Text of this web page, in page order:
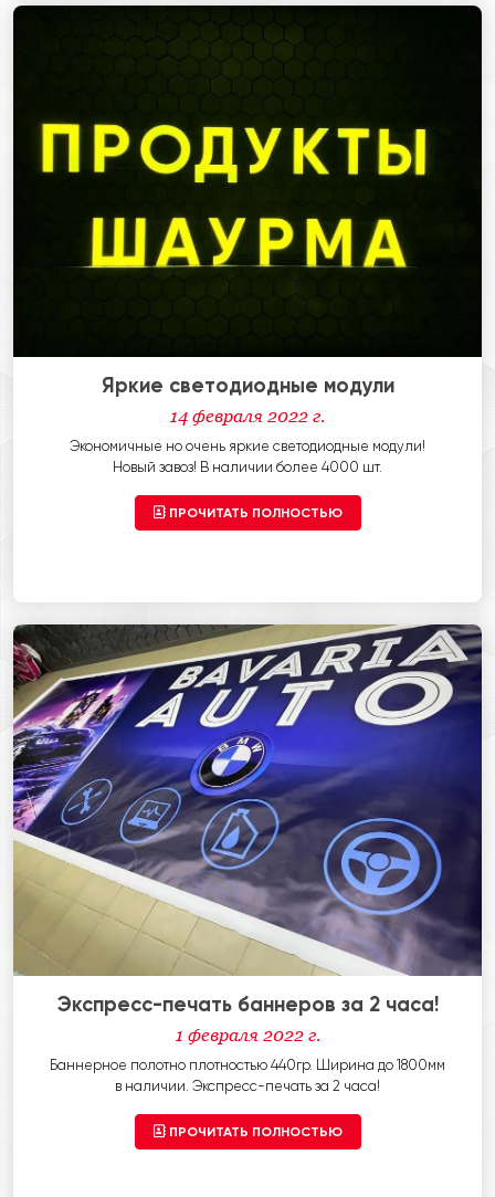
Яркие светодиодные модули
14 февраля 2022 г.
Экономичные но очень яркие светодиодные модули!
Новый завоз! В наличии более 4000 шт.
ПРОЧИТАТЬ ПОЛНОСТЬЮ
Экспресс-печать баннеров за 2 часа!
1 февраля 2022 г.
Баннерное полотно плотностью 440гр. Ширина до 1800мм
в наличии. Экспресс-печать за 2 часа!
ПРОЧИТАТЬ ПОЛНОСТЬЮ